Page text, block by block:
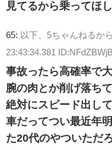
見てるから乗ってほ
65: 以下、5ちゃんねるか
23:43:34.381
事故ったら高確率で
腕の肉とか削げ落ち
絶対にスピード出し
車だってつい最近年
た20代のやついただ